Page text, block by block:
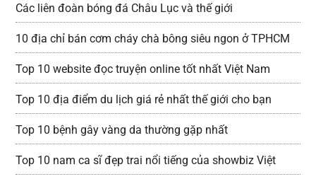
Các liên đoàn bóng đá Châu Lục và thế giới
10 địa chỉ bán cơm cháy chà bông siêu ngon ở TPHCM
Top 10 website đọc truyện online tốt nhất Việt Nam
Top 10 địa điểm du lịch giá rẻ nhất thế giới cho bạn
Top 10 bệnh gây vàng da thường gặp nhất
Top 10 nam ca sĩ đẹp trai nổi tiếng của showbiz Việt